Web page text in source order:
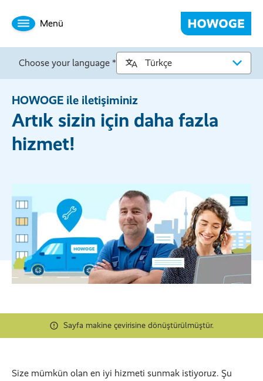
Menü
Choose your language *
HOWOGE ile iletişiminiz
Artık sizin için daha fazla
hizmet!
Sayfa makine çevirisine dönüştürülmüştür.
Size mümkün olan en iyi hizmeti sunmak istiyoruz. Şu